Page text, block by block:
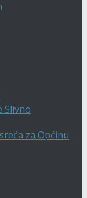
Slivno
za Općinu